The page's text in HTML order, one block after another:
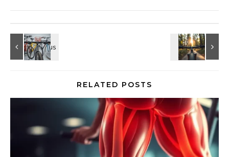
RELATED POSTS